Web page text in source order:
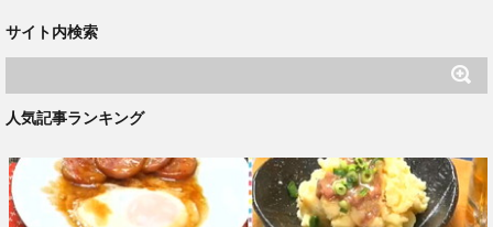
サイト内検索
人気記事ランキング